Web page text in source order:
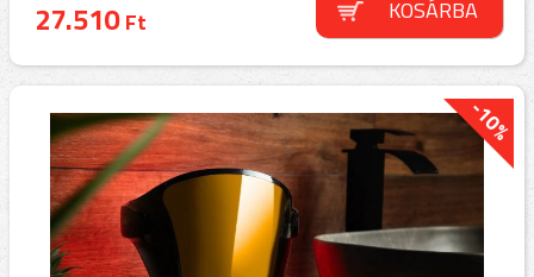
27.510Ft KOSÁRBA
-10%